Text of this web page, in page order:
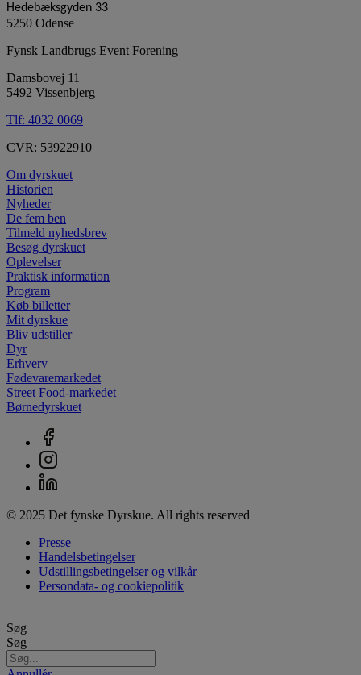
Hedebæksgyden 33
5250 Odense
Fynsk Landbrugs Event Forening
Damsbovej 11
5492 Vissenbjerg
Tlf: 4032 0069
CVR: 53922910
Om dyrskuet
Historien
Nyheder
De fem ben
Tilmeld nyhedsbrev
Besøg dyrskuet
Oplevelser
Praktisk information
Program
Køb billetter
Mit dyrskue
Bliv udstiller
Dyr
Erhverv
Fødevaremarkedet
Street Food-markedet
Børnedyrskuet
© 2025 Det fynske Dyrskue. All rights reserved
Presse
Handelsbetingelser
Udstillingsbetingelser og vilkår
Persondata- og cookiepolitik
Søg
Søg